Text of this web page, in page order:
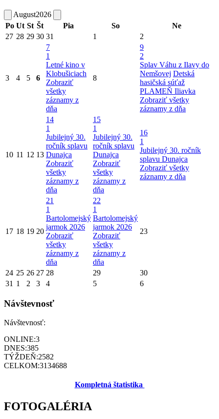
August2026
Po Ut St Št Pia So
Ne
27 28 29 30 31 1 2
3 4 5 6
7
1
Letné kino v
Klobušiciach
Zobraziť
všetky
záznamy z
dňa
8
9
2
Splav Váhu z Ilavy do
Nemšovej Detská
hasičská súťaž
PLAMEŇ Iliavka
Zobraziť všetky
záznamy z dňa
10 11 12 13
14
1
Jubilejný 30.
ročník splavu
Dunajca
Zobraziť
všetky
záznamy z
dňa
15
1
Jubilejný 30.
ročník splavu
Dunajca
Zobraziť
všetky
záznamy z
dňa
16
1
Jubilejný 30. ročník
splavu Dunajca
Zobraziť všetky
záznamy z dňa
17 18 19 20
21
1
Bartolomejský
jarmok 2026
Zobraziť
všetky
záznamy z
dňa
22
1
Bartolomejský
jarmok 2026
Zobraziť
všetky
záznamy z
dňa
23
24 25 26 27 28 29
30
31 1 2 3 4 5 6
Návštevnosť
Návštevnosť:
ONLINE:3
DNES:385
TÝŽDEŇ:2582
CELKOM:3134688
Kompletná štatistika
FOTOGALÉRIA